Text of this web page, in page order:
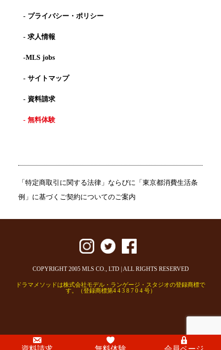
- プライバシー・ポリシー
- 求人情報
-MLS jobs
- サイトマップ
- 資料請求
- 無料体験
「特定商取引に関する法律」ならびに「東京都消費生活条
例」に基づくご契約についてのご案内
COPYRIGHT 2005 MLS CO., LTD | ALL RIGHTS RESERVED
ドラマメソッドは株式会社モデル・ランゲージ・スタジオの登録商標で
す。（登録商標第4 4 3 8 7 0 4 号）